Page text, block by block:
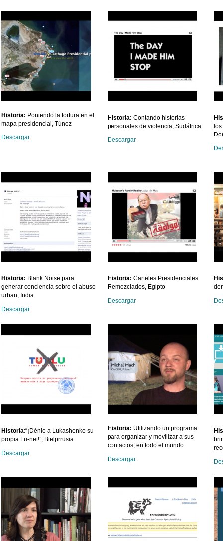
Historia: Poniendo la tortura en el
mapa presidencial, Túnez
Descargar
Historia: Contando historias
personales de violencia, Sudáfrica
Descargar
los
Historia: Blank Noise para
generar conciencia sobre el abuso
urban, India
Descargar
Historia: Carteles Presidenciales
Remezclados, Egipto
Descargar
Historia:“¡Dénle a Lukashenko su
propia Lu-net!”, Bielprrusia
Descargar
Historia: Utilizando un programa
para organizar y movilizar a sus
contactos, en todo el mundo
Descargar